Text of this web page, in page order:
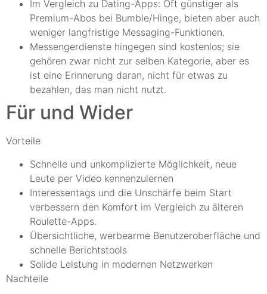
Im Vergleich zu Dating-Apps: Oft günstiger als
Premium-Abos bei Bumble/Hinge, bieten aber auch
weniger langfristige Messaging-Funktionen.
Messengerdienste hingegen sind kostenlos; sie
gehören zwar nicht zur selben Kategorie, aber es
ist eine Erinnerung daran, nicht für etwas zu
bezahlen, das man nicht nutzt.
Für und Wider
Vorteile
Schnelle und unkomplizierte Möglichkeit, neue
Leute per Video kennenzulernen
Interessentags und die Unschärfe beim Start
verbessern den Komfort im Vergleich zu älteren
Roulette-Apps.
Übersichtliche, werbearme Benutzeroberfläche und
schnelle Berichtstools
Solide Leistung in modernen Netzwerken
Nachteile